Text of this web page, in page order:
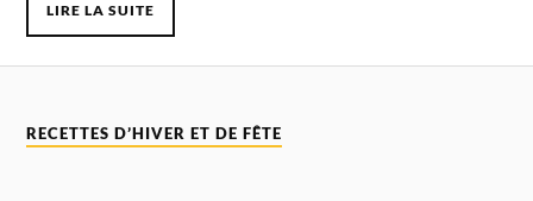
LIRE LA SUITE
RECETTES D’HIVER ET DE FÊTE